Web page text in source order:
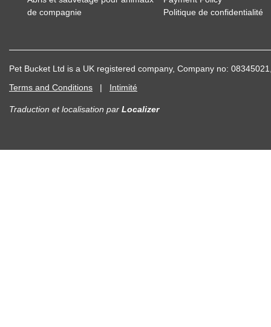
de compagnie
Politique de confidentialité
Pet Bucket Ltd is a UK registered company, Company no:
Terms and Conditions | Intimité
Traduction et localisation par Localizer